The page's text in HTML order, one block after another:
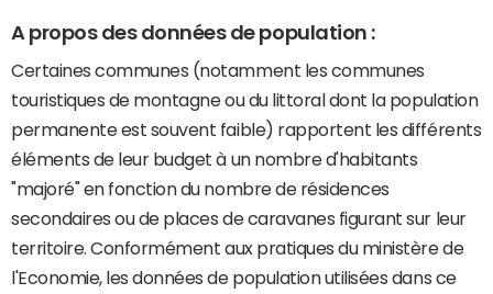
A propos des données de population :
Certaines communes (notamment les communes
touristiques de montagne ou du littoral dont la population
permanente est souvent faible) rapportent les différents
éléments de leur budget à un nombre d'habitants
"majoré" en fonction du nombre de résidences
secondaires ou de places de caravanes figurant sur leur
territoire. Conformément aux pratiques du ministère de
l'Economie, les données de population utilisées dans ce